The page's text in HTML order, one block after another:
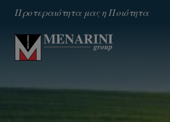
Προτεραιότητα μας η Ποιότητα